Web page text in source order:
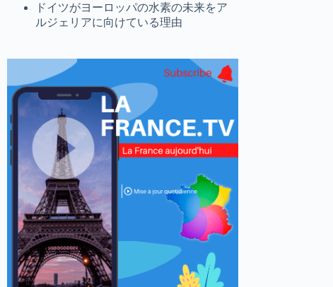
ドイツがヨーロッパの水素の未来をア
ルジェリアに向けている理由